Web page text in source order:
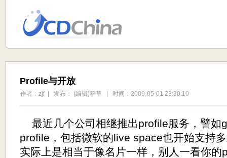
Profile与开放
作者：zjf | 发布： (编辑)稻草 | 时间：2009-05-01 23:30:10
最近几个公司相继推出profile服务，譬如
profile，包括微软的live space也开始支持
实际上是相当于像名片一样，别人一看你